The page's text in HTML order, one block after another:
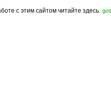
с этим сайтом читайте здесь.